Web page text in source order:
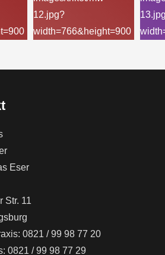
Eser
Str. 11
0821 / 99 98 77 20
0821 / 99 98 77 29